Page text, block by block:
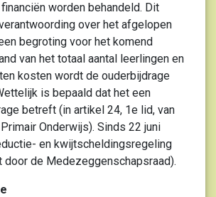
worden behandeld. Dit
over het afgelopen
begroting voor het komend
van het totaal aantal leerlingen en
kosten wordt de ouderbijdrage
is bepaald dat het een
betreft (in artikel 24, 1e lid, van
Onderwijs). Sinds 22 juni
en kwijtscheldingsregeling
de Medezeggenschapsraad).